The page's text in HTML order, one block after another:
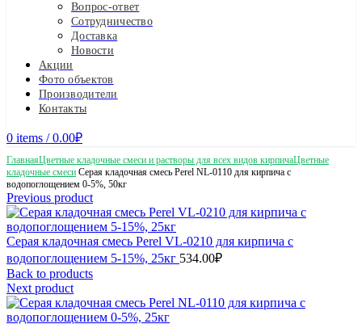
Вопрос-ответ
Сотрудничество
Доставка
Новости
Акции
Фото объектов
Производители
Контакты
0 items / 0.00₽
ГлавнаяЦветные кладочные смеси и растворы для всех видов кирпичаЦветные
кладочные смеси Серая кладочная смесь Perel NL-0110 для кирпича с
водопоглощением 0-5%, 50кг
Previous product
Серая кладочная смесь Perel VL-0210 для кирпича с
водопоглощением 5-15%, 25кг 534.00₽
Back to products
Next product